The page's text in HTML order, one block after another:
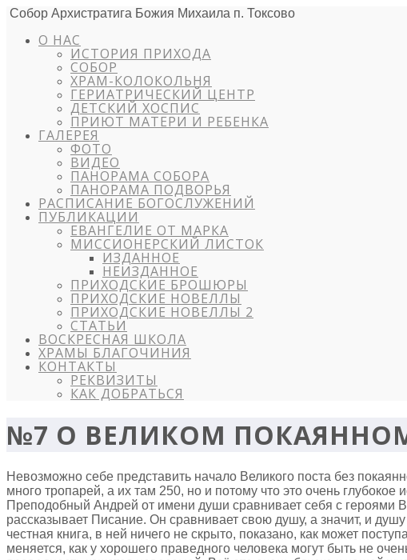
Собор Архистратига Божия Михаила п. Токсово
О НАС
ИСТОРИЯ ПРИХОДА
СОБОР
ХРАМ-КОЛОКОЛЬНЯ
ГЕРИАТРИЧЕСКИЙ ЦЕНТР
ДЕТСКИЙ ХОСПИС
ПРИЮТ МАТЕРИ И РЕБЕНКА
ГАЛЕРЕЯ
ФОТО
ВИДЕО
ПАНОРАМА СОБОРА
ПАНОРАМА ПОДВОРЬЯ
РАСПИСАНИЕ БОГОСЛУЖЕНИЙ
ПУБЛИКАЦИИ
ЕВАНГЕЛИЕ ОТ МАРКА
МИССИОНЕРСКИЙ ЛИСТОК
ИЗДАННОЕ
НЕИЗДАННОЕ
ПРИХОДСКИЕ БРОШЮРЫ
ПРИХОДСКИЕ НОВЕЛЛЫ
ПРИХОДСКИЕ НОВЕЛЛЫ 2
СТАТЬИ
ВОСКРЕСНАЯ ШКОЛА
ХРАМЫ БЛАГОЧИНИЯ
КОНТАКТЫ
РЕКВИЗИТЫ
КАК ДОБРАТЬСЯ
№7 О ВЕЛИКОМ
Невозможно себе представить начало Великого поста без
много тропарей, а их там 250, но и потому что это очень
Преподобный Андрей от имени души сравнивает себя с героями
рассказывает Писание. Он сравнивает свою душу, а значит, и
честная книга, в ней ничего не скрыто, показано, как может
меняется, как у хорошего праведного человека могут быть не